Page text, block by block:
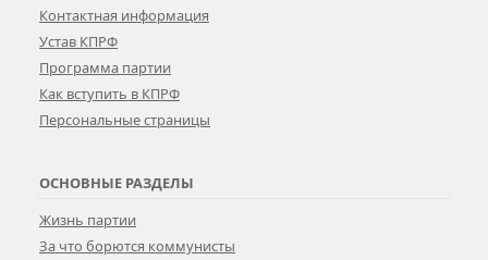
Контактная информация
Устав КПРФ
Программа партии
Как вступить в КПРФ
Персональные страницы
ОСНОВНЫЕ РАЗДЕЛЫ
Жизнь партии
За что борются коммунисты